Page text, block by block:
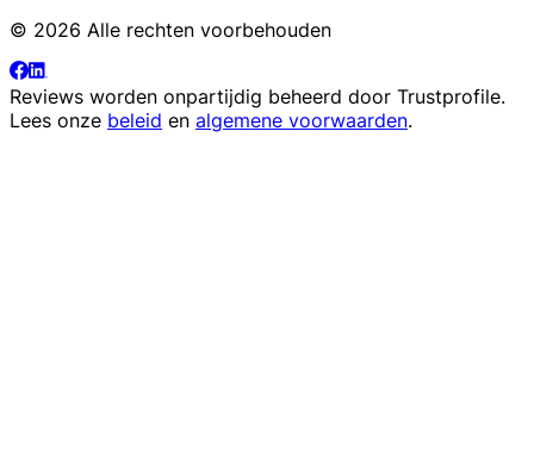
© 2026 Alle rechten voorbehouden
Reviews worden onpartijdig beheerd door Trustprofile.
Lees onze beleid en algemene voorwaarden.